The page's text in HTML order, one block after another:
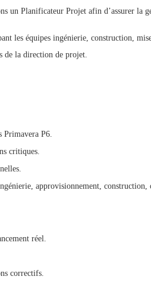
un Planificateur Projet afin d’assurer
les équipes ingénierie, construction,
de la direction de projet.
Primavera P6.
critiques.
approvisionnement, construction,
réel.
correctifs.